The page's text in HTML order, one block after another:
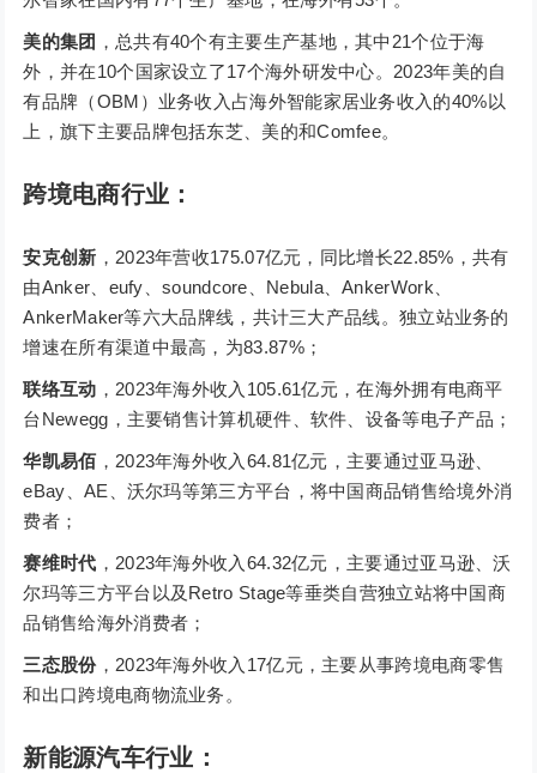
美的集团 ，总共有40个有主要生产基地，其中21个位于海
外，并在10个国家设立了17个海外研发中心。2023年美的自
有品牌（OBM）业务收入占海外智能家居业务收入的40%以
上，旗下主要品牌包括东芝、美的和Comfee。
跨境电商行业：
安克创新 ，2023年营收175.07亿元，同比增长22.85%，共有
由Anker、eufy、soundcore、Nebula、AnkerWork、
AnkerMaker等六大品牌线，共计三大产品线。独立站业务的
增速在所有渠道中最高，为83.87%；
联络互动 ，2023年海外收入105.61亿元，在海外拥有电商平
台Newegg，主要销售计算机硬件、软件、设备等电子产品；
华凯易佰，2023年海外收入64.81亿元，主要通过亚马逊、
eBay、AE、沃尔玛等第三方平台，将中国商品销售给境外消
费者；
赛维时代 ，2023年海外收入64.32亿元，主要通过亚马逊、沃
尔玛等三方平台以及Retro Stage等垂类自营独立站将中国商
品销售给海外消费者；
三态股份，2023年海外收入17亿元，主要从事跨境电商零售
和出口跨境电商物流业务。
新能源汽车行业：